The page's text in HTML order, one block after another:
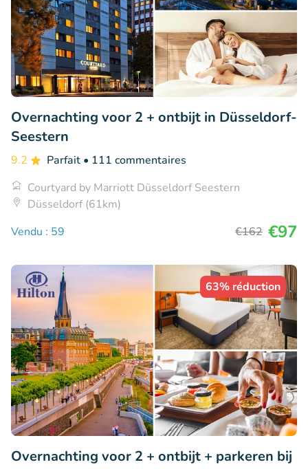
Overnachting voor 2 + ontbijt in Düsseldorf-
Seestern
9.2 Parfait • 111 commentaires
Courtyard by Marriott Düsseldorf Seestern
Düsseldorf (61km)
Vendu : 59
€162 €97
63% réduction
Overnachting voor 2 + ontbijt + parkeren bij